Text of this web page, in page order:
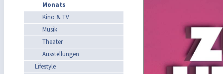
Monats
Kino & TV
Musik
Theater
Ausstellungen
Lifestyle